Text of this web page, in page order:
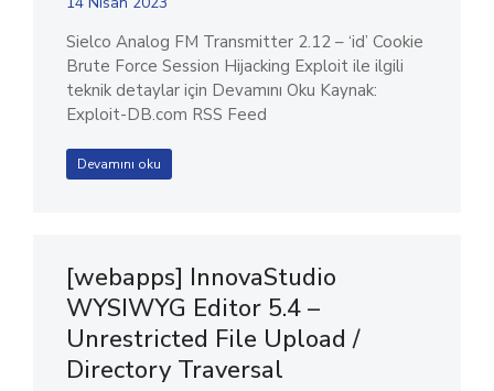
Sielco Analog FM Transmitter 2.12 – ‘id’ Cookie
Brute Force Session Hijacking Exploit ile ilgili
teknik detaylar için Devamını Oku Kaynak:
Exploit-DB.com RSS Feed
Devamını oku
[webapps] InnovaStudio
WYSIWYG Editor 5.4 –
Unrestricted File Upload /
Directory Traversal